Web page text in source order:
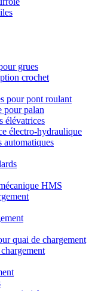
grues
crochet
pour pont roulant
pour palan
élévatrices
électro-hydraulique
automatiques
HMS
quai de chargement